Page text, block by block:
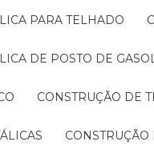
PARA TELHADO
DE POSTO DE
CONSTRUÇÃO DE